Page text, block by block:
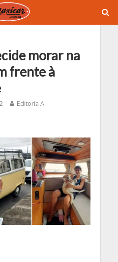
morar na
frente à
Editoria A